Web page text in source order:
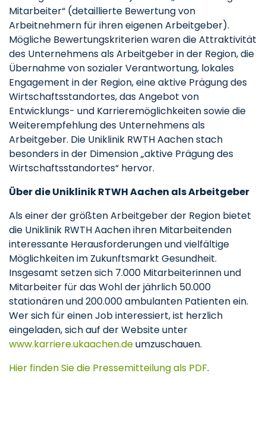
Mitarbeiter“ (detaillierte Bewertung von
Arbeitnehmern für ihren eigenen Arbeitgeber).
Mögliche Bewertungskriterien waren die Attraktivität
des Unternehmens als Arbeitgeber in der Region, die
Übernahme von sozialer Verantwortung, lokales
Engagement in der Region, eine aktive Prägung des
Wirtschaftsstandortes, das Angebot von
Entwicklungs- und Karrieremöglichkeiten sowie die
Weiterempfehlung des Unternehmens als
Arbeitgeber. Die Uniklinik RWTH Aachen stach
besonders in der Dimension „aktive Prägung des
Wirtschaftsstandortes“ hervor.
Über die Uniklinik RTWH Aachen als Arbeitgeber
Als einer der größten Arbeitgeber der Region bietet
die Uniklinik RWTH Aachen ihren Mitarbeitenden
interessante Herausforderungen und vielfältige
Möglichkeiten im Zukunftsmarkt Gesundheit.
Insgesamt setzen sich 7.000 Mitarbeiterinnen und
Mitarbeiter für das Wohl der jährlich 50.000
stationären und 200.000 ambulanten Patienten ein.
Wer sich für einen Job interessiert, ist herzlich
eingeladen, sich auf der Website unter
www.karriere.ukaachen.deumzuschauen.
Hier finden Sie die Pressemitteilung als PDF.